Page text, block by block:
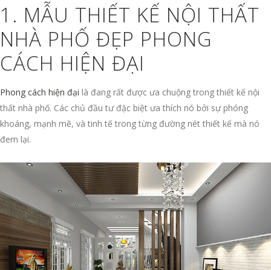
1. MẪU THIẾT KẾ NỘI THẤT
NHÀ PHỐ ĐẸP PHONG
CÁCH HIỆN ĐẠI
Phong cách hiện đại là đang rất được ưa chuộng trong thiết kế nội
thất nhà phố. Các chủ đầu tư đặc biệt ưa thích nó bởi sự phóng
khoáng, mạnh mẽ, và tinh tế trong từng đường nét thiết kế mà nó
đem lại.